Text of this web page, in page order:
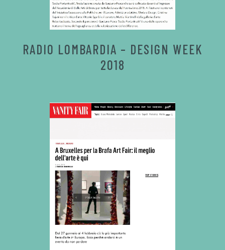
RADIO LOMBARDIA – DESIGN WEEK
2018